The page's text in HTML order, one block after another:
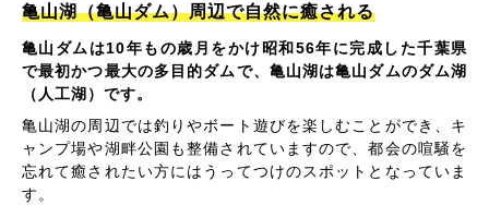
亀山湖（亀山ダム）周辺で自然に癒される
亀山ダムは10年もの歳月をかけ昭和56年に完成した千葉県
で最初かつ最大の多目的ダムで、亀山湖は亀山ダムのダム湖
（人工湖）です。
亀山湖の周辺では釣りやボート遊びを楽しむことができ、キ
ャンプ場や湖畔公園も整備されていますので、都会の喧騒を
忘れて癒されたい方にはうってつけのスポットとなっていま
す。